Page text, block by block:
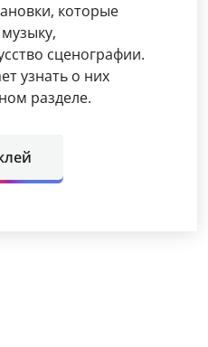
которые
сценографии.
узнать о них
разделе.